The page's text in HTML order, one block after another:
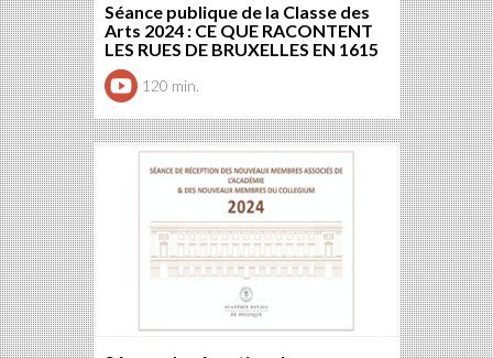
Séance publique de la Classe des
Arts 2024 : CE QUE RACONTENT
LES RUES DE BRUXELLES EN 1615
120 min.